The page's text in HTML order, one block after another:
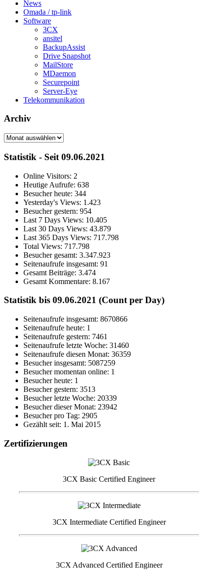
News
Omada / tp-link
Software
3CX
ansitel
BackupAssist
Drive Snapshot
MailStore
MDaemon
Securepoint
Server-Eye
Telekommunikation
Archiv
Archiv
Statistik - Seit 09.06.2021
Online Visitors: 2
Heutige Aufrufe: 638
Besucher heute: 344
Yesterday's Views: 1.423
Besucher gestern: 954
Last 7 Days Views: 10.405
Last 30 Days Views: 43.879
Last 365 Days Views: 717.798
Total Views: 717.798
Besucher gesamt: 3.347.923
Seitenaufrufe insgesamt: 91
Gesamt Beiträge: 3.474
Gesamt Kommentare: 8.167
Statistik bis 09.06.2021 (Count per Day)
Seitenaufrufe insgesamt: 8670866
Seitenaufrufe heute: 1
Seitenaufrufe gestern: 7461
Seitenaufrufe letzte Woche: 31460
Seitenaufrufe diesen Monat: 36359
Besucher insgesamt: 5087259
Besucher momentan online: 1
Besucher heute: 1
Besucher gestern: 3513
Besucher letzte Woche: 20339
Besucher dieser Monat: 23942
Besucher pro Tag: 2905
Gezählt seit: 1. Mai 2015
Zertifizierungen
3CX Basic Certified Engineer
3CX Intermediate Certified Engineer
3CX Advanced Certified Engineer